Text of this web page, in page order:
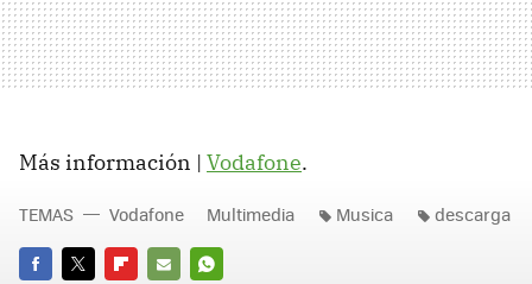
Más información | Vodafone.
TEMAS Vodafone Multimedia Musica descarga